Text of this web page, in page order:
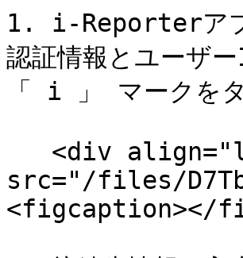
1. i-Reporterアプ
認証情報とユーザ
「 i 」 マークを
src="/files/
<figcaption></